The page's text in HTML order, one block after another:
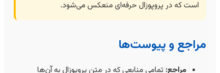
است که در پروپوزال حرفه‌ای منعکس می‌شود.
مراجع و پیوست‌ها
مراجع: تمامی منابعی که در متن پروپوزال به آن‌ها